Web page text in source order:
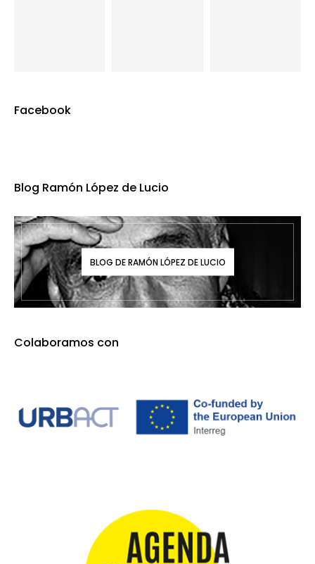
Facebook
Blog Ramón López de Lucio
BLOG DE RAMÓN LÓPEZ DE LUCIO
Colaboramos con